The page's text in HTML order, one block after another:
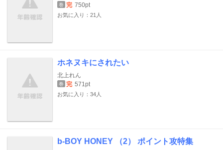
巻 完 750pt
お気に入り：21人
ホネヌキにされたい
北上れん
巻 完 571pt
お気に入り：34人
b-BOY HONEY （2） ポイント攻特集